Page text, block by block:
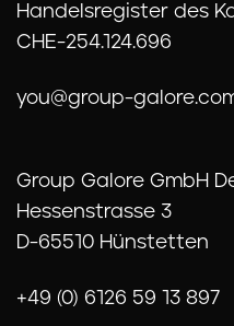
Handelsregister des
CHE-254.124.696
you@group-
Group Galore GmbH
Hessenstrasse 3
D-65510 Hünstetten
+49 (0) 6126 59 13 897